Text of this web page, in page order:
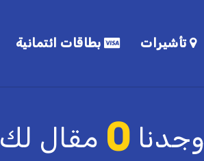
تأشيرات بطاقات ائتمانية
وجدنا 0 مقال لك